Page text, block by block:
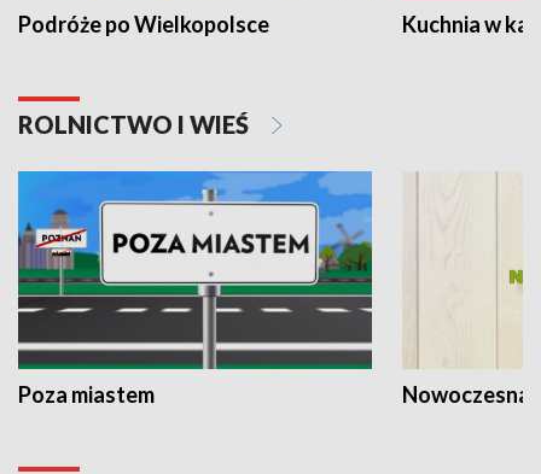
Podróże po Wielkopolsce Kuchnia w
ROLNICTWO I WIEŚ
Poza miastem Nowoczesna